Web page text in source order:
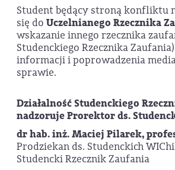
Student będący stroną konfliktu
się do Uczelnianego Rzecznika
wskazanie innego rzecznika
Studenckiego Rzecznika
informacji i poprowadzenia
sprawie.
Działalność Studenckiego
nadzoruje Prorektor ds.
dr hab. inż. Maciej Pilarek,
Prodziekan ds. Studenckich
Studencki Rzecznik Zaufania